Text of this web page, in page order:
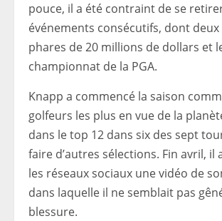
pouce, il a été contraint de se
événements consécutifs, dont
phares de 20 millions de dollars et
championnat de la PGA.
Knapp a commencé la saison
golfeurs les plus en vue de la
dans le top 12 dans six des sept
faire d’autres sélections. Fin avril, il
les réseaux sociaux une vidéo de
dans laquelle il ne semblait pas
blessure.